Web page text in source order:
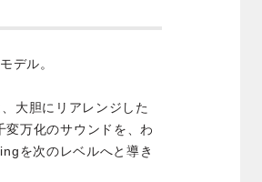
デル。
大胆にリアレンジした
万化のサウンドを、わ
を次のレベルへと導き